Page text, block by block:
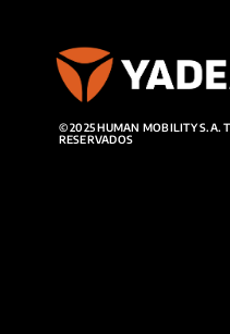
© 2025 HUMAN MOBILITY S.A.
RESERVADOS